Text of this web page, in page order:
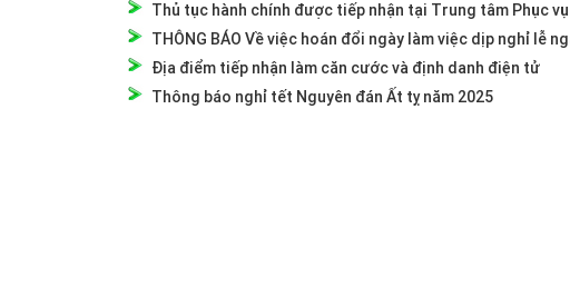
Thủ tục hành chính được tiếp nhận tại Trung tâm Phục
THÔNG BÁO Về việc hoán đổi ngày làm việc dịp nghỉ lễ
Địa điểm tiếp nhận làm căn cước và định danh điện tử
Thông báo nghỉ tết Nguyên đán Ất tỵ năm 2025